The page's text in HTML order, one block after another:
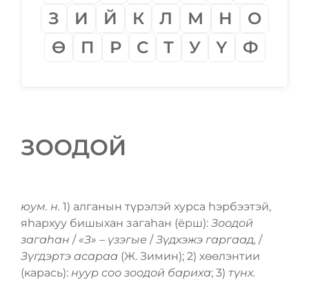
З
И Й К Л М Н
О
Ѳ
П Р С Т У Ү Ф
ЗООДОЙ
юум. н. 1) алганын түрэлэй хурса һэрбээтэй,
яһархуу бишыхан загаһан (ёрш): Зоодой
загаһан / «З» – үзэгые /Зүдхэжэ гаргаад, /
Зүгдэртэ асараа (Ж. Зимин); 2) хѳѳлэнтии
(карась): нуур соо зоодой бариха; 3) түнх.